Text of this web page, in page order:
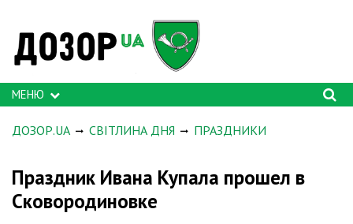
МЕНЮ
ДОЗОР.UA СВІТЛИНА ДНЯ ПРАЗДНИКИ
Праздник Ивана Купала прошел в
Сковородиновке